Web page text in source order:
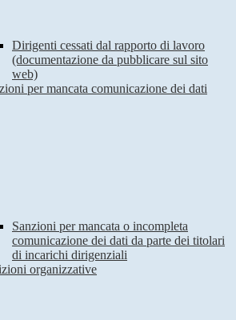
Dirigenti cessati dal rapporto di lavoro
(documentazione da pubblicare sul sito
web)
per mancata comunicazione dei dati
Sanzioni per mancata o incompleta
comunicazione dei dati da parte dei titolari
di incarichi dirigenziali
organizzative